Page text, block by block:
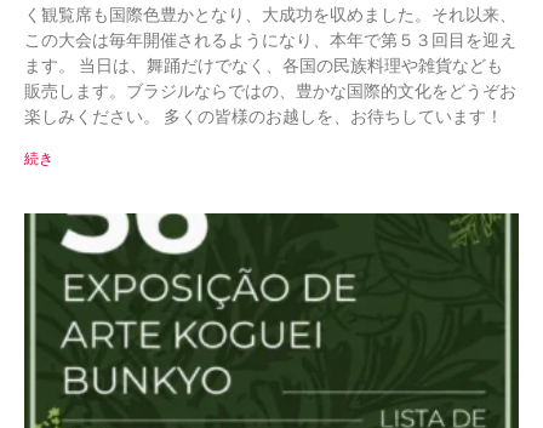
く観覧席も国際色豊かとなり、大成功を収めました。それ以来、
この大会は毎年開催されるようになり、本年で第５３回目を迎え
ます。 当日は、舞踊だけでなく、各国の民族料理や雑貨なども
販売します。ブラジルならではの、豊かな国際的文化をどうぞお
楽しみください。 多くの皆様のお越しを、お待ちしています！
続き